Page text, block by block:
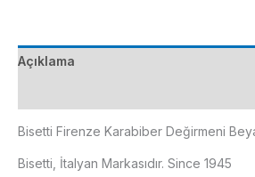
Açıklama
Bisetti Firenze Karabiber Değirmeni
Bisetti, İtalyan Markasıdır. Since 1945